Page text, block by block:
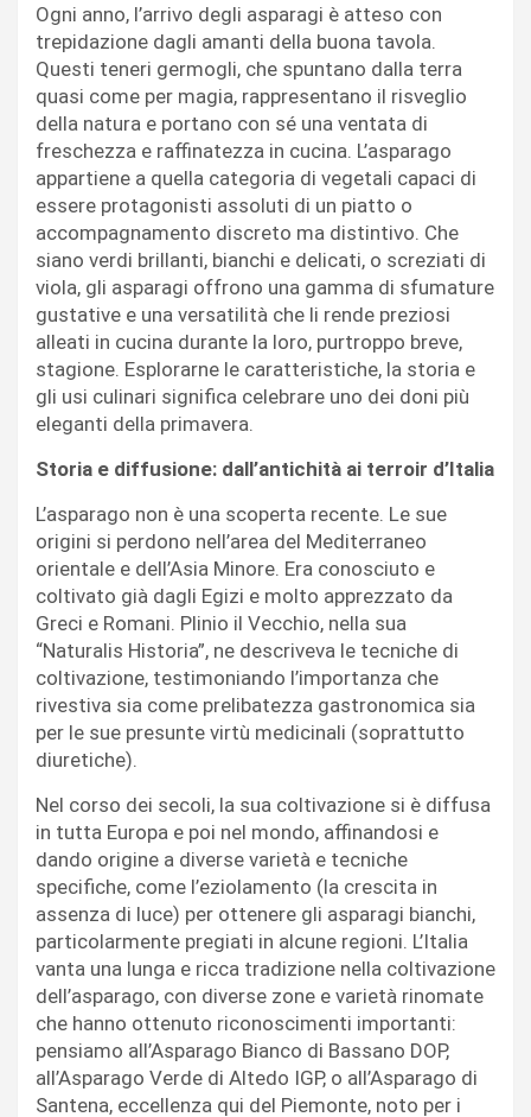
Ogni anno, l’arrivo degli asparagi è atteso con
trepidazione dagli amanti della buona tavola.
Questi teneri germogli, che spuntano dalla terra
quasi come per magia, rappresentano il risveglio
della natura e portano con sé una ventata di
freschezza e raffinatezza in cucina. L’asparago
appartiene a quella categoria di vegetali capaci di
essere protagonisti assoluti di un piatto o
accompagnamento discreto ma distintivo. Che
siano verdi brillanti, bianchi e delicati, o screziati di
viola, gli asparagi offrono una gamma di sfumature
gustative e una versatilità che li rende preziosi
alleati in cucina durante la loro, purtroppo breve,
stagione. Esplorarne le caratteristiche, la storia e
gli usi culinari significa celebrare uno dei doni più
eleganti della primavera.
Storia e diffusione: dall’antichità ai terroir d’Italia
L’asparago non è una scoperta recente. Le sue
origini si perdono nell’area del Mediterraneo
orientale e dell’Asia Minore. Era conosciuto e
coltivato già dagli Egizi e molto apprezzato da
Greci e Romani. Plinio il Vecchio, nella sua
“Naturalis Historia”, ne descriveva le tecniche di
coltivazione, testimoniando l’importanza che
rivestiva sia come prelibatezza gastronomica sia
per le sue presunte virtù medicinali (soprattutto
diuretiche).
Nel corso dei secoli, la sua coltivazione si è diffusa
in tutta Europa e poi nel mondo, affinandosi e
dando origine a diverse varietà e tecniche
specifiche, come l’eziolamento (la crescita in
assenza di luce) per ottenere gli asparagi bianchi,
particolarmente pregiati in alcune regioni. L’Italia
vanta una lunga e ricca tradizione nella coltivazione
dell’asparago, con diverse zone e varietà rinomate
che hanno ottenuto riconoscimenti importanti:
pensiamo all’Asparago Bianco di Bassano DOP,
all’Asparago Verde di Altedo IGP, o all’Asparago di
Santena, eccellenza qui del Piemonte, noto per i